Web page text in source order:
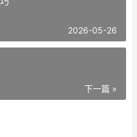
2026-05-26
下一篇 »